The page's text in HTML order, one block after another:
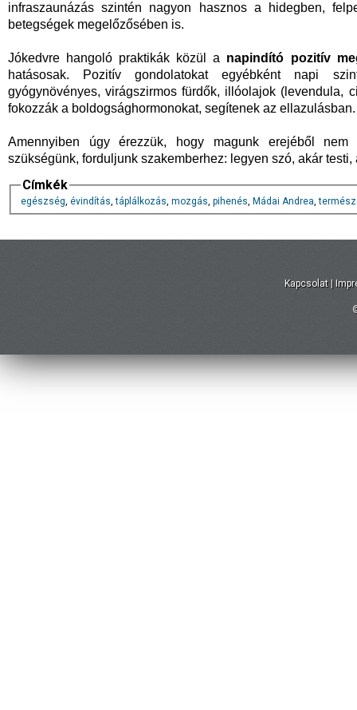
infraszaunázás szintén nagyon hasznos a hidegben,
betegségek megelőzősében is.
Jókedvre hangoló praktikák közül a napindító pozitív
hatásosak. Pozitív gondolatokat egyébként napi
gyógynövényes, virágszirmos fürdők, illóolajok (levendula,
fokozzák a boldogsághormonokat, segítenek az ellazulásban.
Amennyiben úgy érezzük, hogy magunk erejéből
szükségünk, forduljunk szakemberhez: legyen szó, akár
Címkék
egészség, évindítás,táplálkozás, mozgás, pihenés, Mádai Andrea,
Kapcsolat |